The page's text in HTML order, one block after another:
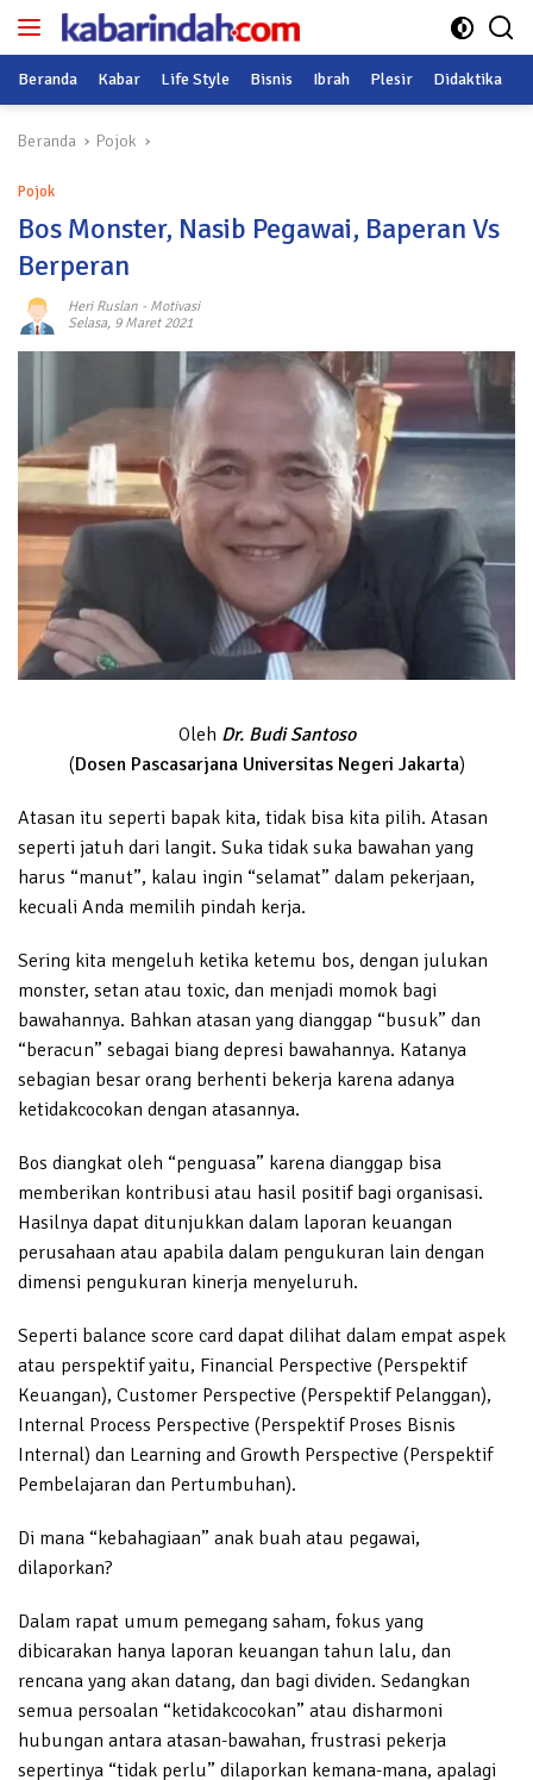
Langsung
Beranda Kabar Life Style Bisnis Ibrah Plesir Didaktika
Beranda Pojok
Pojok
Bos Monster, Nasib Pegawai, Baperan Vs
Berperan
Heri Ruslan - Motivasi
Selasa, 9 Maret 2021
Oleh Dr. Budi Santoso
(Dosen Pascasarjana Universitas Negeri Jakarta)
Atasan itu seperti bapak kita, tidak bisa kita pilih. Atasan
seperti jatuh dari langit. Suka tidak suka bawahan yang
harus “manut”, kalau ingin “selamat” dalam pekerjaan,
kecuali Anda memilih pindah kerja.
Sering kita mengeluh ketika ketemu bos, dengan julukan
monster, setan atau toxic, dan menjadi momok bagi
bawahannya. Bahkan atasan yang dianggap “busuk” dan
“beracun” sebagai biang depresi bawahannya. Katanya
sebagian besar orang berhenti bekerja karena adanya
ketidakcocokan dengan atasannya.
Bos diangkat oleh “penguasa” karena dianggap bisa
memberikan kontribusi atau hasil positif bagi organisasi.
Hasilnya dapat ditunjukkan dalam laporan keuangan
perusahaan atau apabila dalam pengukuran lain dengan
dimensi pengukuran kinerja menyeluruh.
Seperti balance score card dapat dilihat dalam empat aspek
atau perspektif yaitu, Financial Perspective (Perspektif
Keuangan), Customer Perspective (Perspektif Pelanggan),
Internal Process Perspective (Perspektif Proses Bisnis
Internal) dan Learning and Growth Perspective (Perspektif
Pembelajaran dan Pertumbuhan).
Di mana “kebahagiaan” anak buah atau pegawai,
dilaporkan?
Dalam rapat umum pemegang saham, fokus yang
dibicarakan hanya laporan keuangan tahun lalu, dan
rencana yang akan datang, dan bagi dividen. Sedangkan
semua persoalan “ketidakcocokan” atau disharmoni
hubungan antara atasan-bawahan, frustrasi pekerja
sepertinya “tidak perlu” dilaporkan kemana-mana, apalagi